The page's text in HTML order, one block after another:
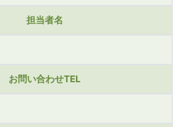
担当者名
お問い合わせTEL